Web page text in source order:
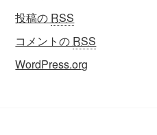
投稿の RSS
コメントの RSS
WordPress.org